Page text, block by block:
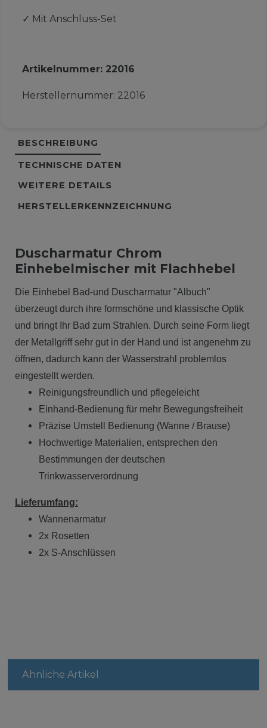
✓ Mit Anschluss-Set
Artikelnummer: 22016
Herstellernummer: 22016
BESCHREIBUNG
TECHNISCHE DATEN
WEITERE DETAILS
HERSTELLERKENNZEICHNUNG
Duscharmatur Chrom
Einhebelmischer mit Flachhebel
Die Einhebel Bad-und Duscharmatur "Albuch"
überzeugt durch ihre formschöne und klassische Optik
und bringt Ihr Bad zum Strahlen. Durch seine Form liegt
der Metallgriff sehr gut in der Hand und ist angenehm zu
öffnen, dadurch kann der Wasserstrahl problemlos
eingestellt werden.
Reinigungsfreundlich und pflegeleicht
Einhand-Bedienung für mehr Bewegungsfreiheit
Präzise Umstell Bedienung (Wanne / Brause)
Hochwertige Materialien, entsprechen den
Bestimmungen der deutschen
Trinkwasserverordnung
Lieferumfang:
Wannenarmatur
2x Rosetten
2x S-Anschlüssen
Ähnliche Artikel